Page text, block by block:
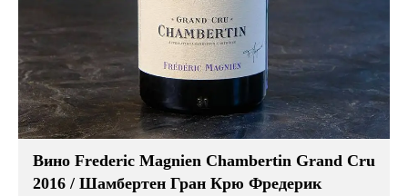
Вино Frederic Magnien Chambertin Grand Cru
2016 / Шамбертен Гран Крю Фредерик